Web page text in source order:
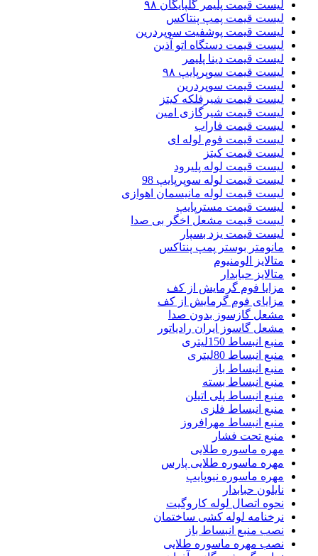
لیست قیمت پلیمر گلپایگان ۹۸
لیست قیمت پمپ پنتاکس
لیست قیمت پوشفیت سوپردرین
لیست قیمت دستگاه اتو آذین
لیست قیمت دینا پلیمر
لیست قیمت سوپرپایپ ۹۸
لیست قیمت سوپردرین
لیست قیمت شیرفلکه کیتز
لیست قیمت شیرگازی امین
لیست قیمت فاراب
لیست قیمت فوم لوله ای
لیست قیمت کیتز
لیست قیمت لوله پلیرود
لیست قیمت لوله سوپرپایپ 98
لیست قیمت لوله مانیسمان اهوازی
لیست قیمت مسترپایپ
لیست قیمت مشعل اخگر بی صدا
لیست قیمت یزد بسپار
مانومتر بوستر پمپ پنتاکس
متالایز الومنیوم
متالایز حبابدار
مزایا فوم گرمایش از کف
مزایای فوم گرمایش از کف
مشعل گازسوز بدون صدا
مشعل گاسوز ایران رادیاتور
منبع انبساط 150لیتری
منبع انبساط 80لیتری
منبع انبساط باز
منبع انبساط بسته
منبع انبساط پلی اتیلن
منبع انبساط فلزی
منبع انبساط مهرافروز
منبع تحت فشار
مهره ماسوره طلایی
مهره ماسوره طلایی پارس
مهره ماسوره نیوپایپ
نایلون حبابدار
نحوه اتصال لوله کاروگیت
نرخنامه لوله کشی ساختمان
نصب منبع انبساط باز
نصب مهره ماسوره طلایی